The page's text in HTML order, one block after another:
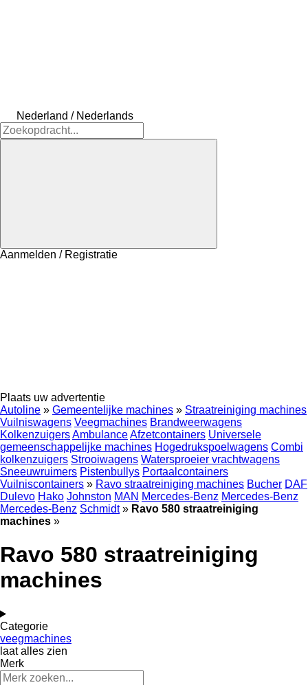
Nederland / Nederlands
Aanmelden / Registratie
Plaats uw advertentie
Autoline » Gemeentelijke machines » Straatreiniging machines
Vuilniswagens Veegmachines Brandweerwagens
KolkenzuigersAmbulanceAfzetcontainers Universele
gemeenschappelijke machines Hogedrukspoelwagens Combi
kolkenzuigers Strooiwagens Watersproeier vrachtwagens
Sneeuwruimers Pistenbullys Portaalcontainers
Vuilniscontainers » Ravo straatreiniging machines Bucher DAF
Dulevo Hako Johnston MAN Mercedes-Benz Mercedes-Benz
Mercedes-Benz Schmidt » Ravo 580 straatreiniging
machines »
Ravo 580 straatreiniging
machines
Categorie
veegmachines
laat alles zien
Merk